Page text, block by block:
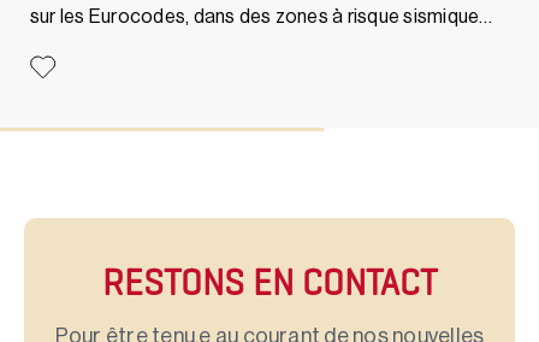
sur les Eurocodes, dans des zones à risque sismique…
RESTONS EN CONTACT
Pour être tenu.e au courant de nos nouvelles